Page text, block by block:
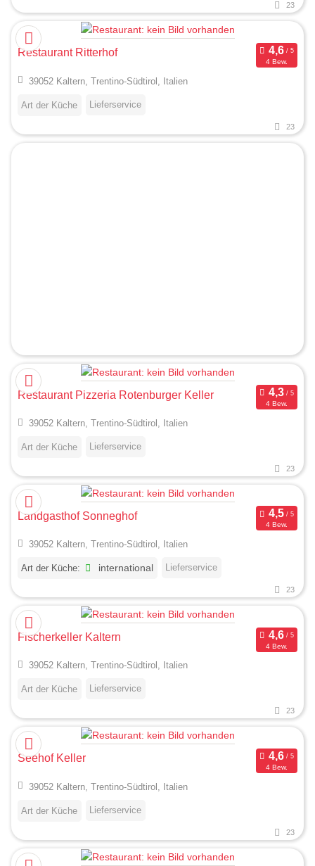
23
Restaurant Ritterhof
4 Bew.
39052 Kaltern, Trentino-Südtirol, Italien
Art der Küche Lieferservice
23
Restaurant Pizzeria Rotenburger Keller
4 Bew.
39052 Kaltern, Trentino-Südtirol, Italien
Art der Küche Lieferservice
23
Landgasthof Sonneghof
4 Bew.
39052 Kaltern, Trentino-Südtirol, Italien
Art der Küche: international Lieferservice
23
Fischerkeller Kaltern
4 Bew.
39052 Kaltern, Trentino-Südtirol, Italien
Art der Küche Lieferservice
23
Seehof Keller
4 Bew.
39052 Kaltern, Trentino-Südtirol, Italien
Art der Küche Lieferservice
23